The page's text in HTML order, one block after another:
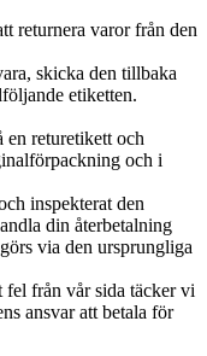
returnera varor från den
skicka den tillbaka
etiketten.
en returetikett och
och i
inspekterat den
din återbetalning
via den ursprungliga
fel från vår sida täcker vi
ansvar att betala för